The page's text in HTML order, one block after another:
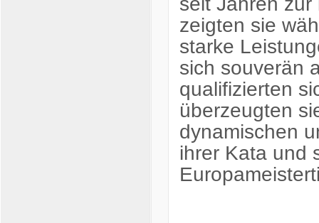
zeigten sie
starke
sich souverän
qualifizierten
überzeugten
dynamischen
ihrer Kata und